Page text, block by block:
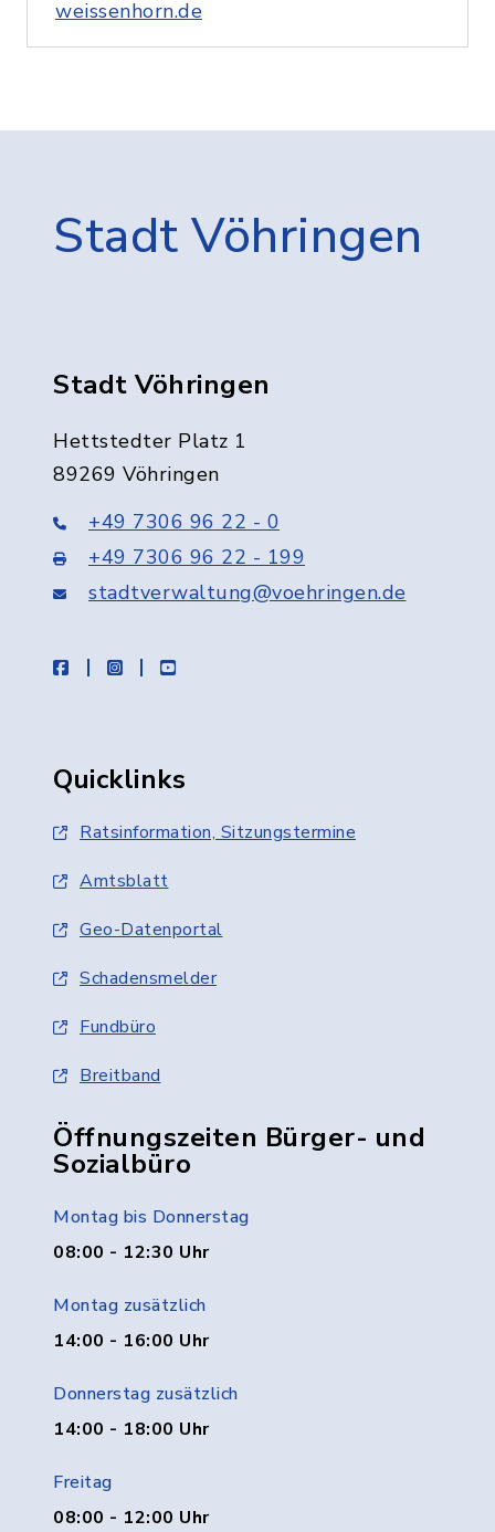
weissenhorn.de
Stadt Vöhringen
Stadt Vöhringen
Hettstedter Platz 1
89269 Vöhringen
+49 7306 96 22 - 0
+49 7306 96 22 - 199
stadtverwaltung@voehringen.de
facebookinstagramyoutube
Quicklinks
Ratsinformation, Sitzungstermine
Amtsblatt
Geo-Datenportal
Schadensmelder
Fundbüro
Breitband
Öffnungszeiten Bürger- und
Sozialbüro
Montag bis Donnerstag
08:00 - 12:30 Uhr
Montag zusätzlich
14:00 - 16:00 Uhr
Donnerstag zusätzlich
14:00 - 18:00 Uhr
Freitag
08:00 - 12:00 Uhr